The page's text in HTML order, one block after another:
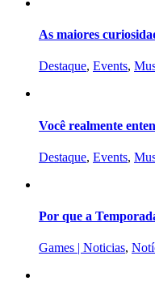
As maiores
Destaque, Events,
Você realmente
Destaque, Events,
Por que a
Games | Noticias,